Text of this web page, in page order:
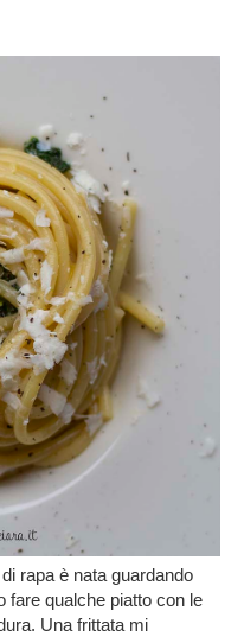
rapa è nata guardando
fare qualche piatto con le
Una frittata mi